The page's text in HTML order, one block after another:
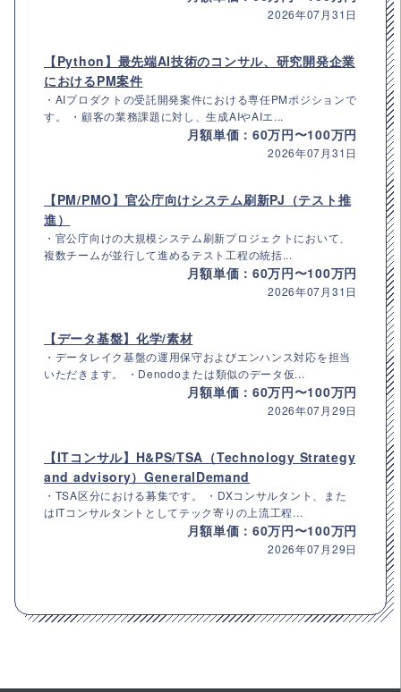
2026年07月31日
【Python】最先端AI技術のコンサル、研究開発企業
におけるPM案件
・AIプロダクトの受託開発案件における専任PMポジションで
す。 ・顧客の業務課題に対し、生成AIやAIエ...
月額単価：60万円〜100万円
2026年07月31日
【PM/PMO】官公庁向けシステム刷新PJ（テスト推
進）
・官公庁向けの大規模システム刷新プロジェクトにおいて、
複数チームが並行して進めるテスト工程の統括...
月額単価：60万円〜100万円
2026年07月31日
【データ基盤】化学/素材
・データレイク基盤の運用保守およびエンハンス対応を担当
いただきます。 ・Denodoまたは類似のデータ仮...
月額単価：60万円〜100万円
2026年07月29日
【ITコンサル】H&PS/TSA（Technology Strategy
and advisory）GeneralDemand
・TSA区分における募集です。 ・DXコンサルタント、また
はITコンサルタントとしてテック寄りの上流工程...
月額単価：60万円〜100万円
2026年07月29日